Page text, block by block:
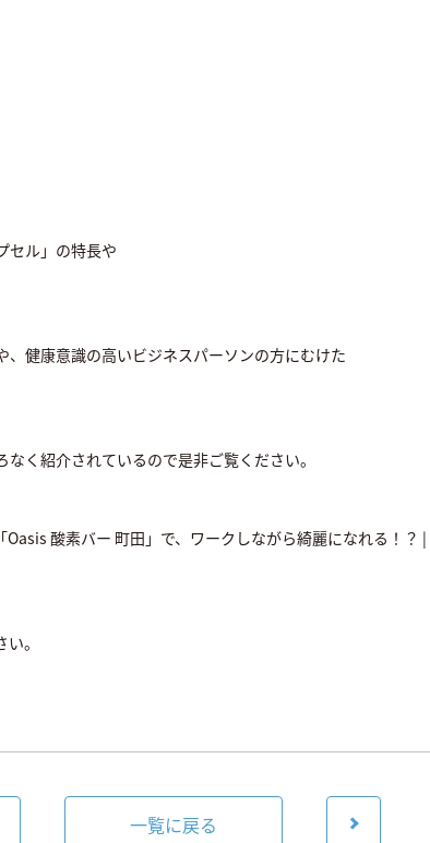
セル」の特長や
健康意識の高いビジネスパーソンの方にむけた
く紹介されているので是非ご覧ください。
酸素バー 町田」で、ワークしながら綺麗になれる！？
。
一覧に戻る